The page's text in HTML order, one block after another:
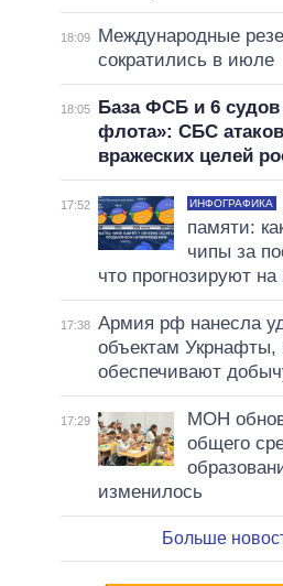
18:09
Международные
сократились в июле
18:05
База ФСБ и 6 судов
флота»: СБС
вражеских целей
17:52 ИНФОГРАФИКА
памяти:
чипы за
что прогнозируют на
17:38 Армия рф нанесла
объектам Укрнафты,
обеспечивают
17:29
МОН
общего
изменилось
Больше